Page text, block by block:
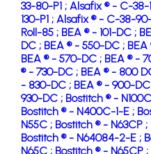
33-80-P1 ; Alsafix ® - C-38-
130-P1 ; Alsafix ® - C-38-90-
Roll-85 ; BEA ® - 101-DC ;
DC ; BEA ® - 550-DC ;
BEA ® - 570-DC ; BEA ® -
® - 730-DC ; BEA ® - 800
- 830-DC ; BEA ® - 900-
930-DC ; Bostitch ® -
Bostitch ® - N400C-1-E ;
N55C ; Bostitch ® - N63CP ;
Bostitch ® - N64084-2-E ;
N65C ; Bostitch ® - N65CP ;